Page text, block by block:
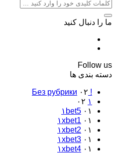
ما را دنبال کنید
Follow us
دسته بندی ها
! Без рубрики ۰۲
۱ ۰۲
۱bet5 ۰۱
۱xbet1 ۰۱
۱xbet2 ۰۱
۱xbet3 ۰۱
۱xbet4 ۰۱